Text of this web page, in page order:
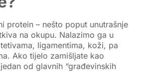
protein – nešto poput unutrašnje
na okupu. Nalazimo ga u
ligamentima, koži, pa
Ako tijelo zamišljate kao
od glavnih “građevinskih